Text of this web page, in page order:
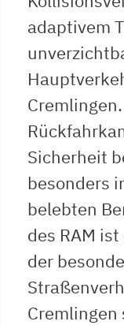
adaptivem
Sicherheit
besonders
belebten
des RAM
der
Cremlingen